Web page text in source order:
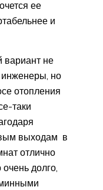
ее
и
не
но
отопления
таки
выходам в
отлично
долго,